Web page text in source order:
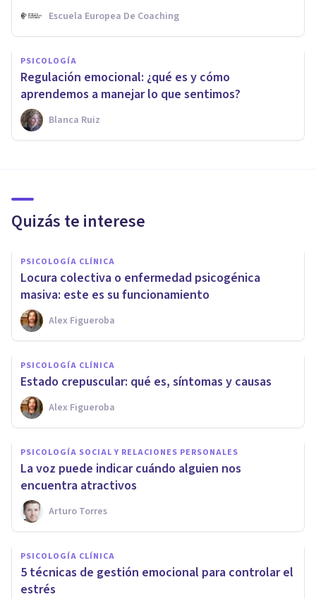
Escuela Europea De Coaching
PSICOLOGÍA
Regulación emocional: ¿qué es y cómo
aprendemos a manejar lo que sentimos?
Blanca Ruiz
Quizás te interese
PSICOLOGÍA CLÍNICA
Locura colectiva o enfermedad psicogénica
masiva: este es su funcionamiento
Alex Figueroba
PSICOLOGÍA CLÍNICA
Estado crepuscular: qué es, síntomas y causas
Alex Figueroba
PSICOLOGÍA SOCIAL Y RELACIONES PERSONALES
La voz puede indicar cuándo alguien nos
encuentra atractivos
Arturo Torres
PSICOLOGÍA CLÍNICA
5 técnicas de gestión emocional para controlar el
estrés